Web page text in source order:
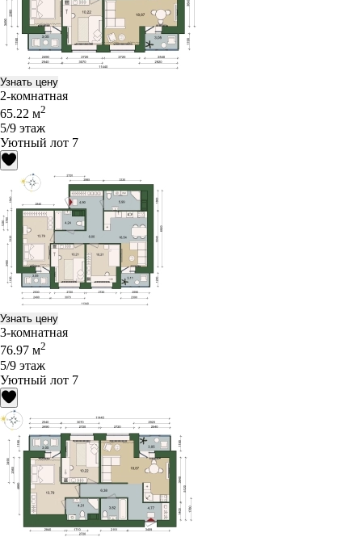
Узнать цену
2-комнатная
65.22 м2
5/9 этаж
Уютный лот 7
Узнать цену
3-комнатная
76.97 м2
5/9 этаж
Уютный лот 7